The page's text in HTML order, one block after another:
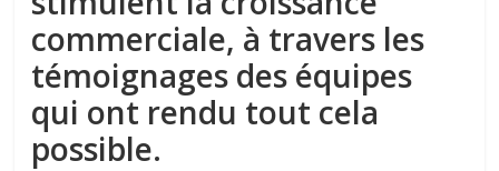
commerciale, à travers les
témoignages des équipes
qui ont rendu tout cela
possible.